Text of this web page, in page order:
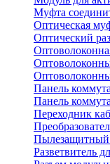
Муфта
Оптическая
Оптический
Панель
Панель
Переходник
Пылезащитный
Разветвитель